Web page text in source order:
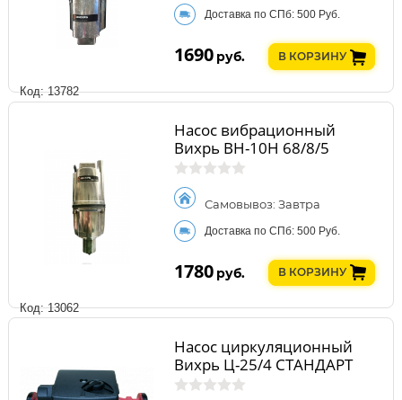
Код: 13782
Доставка по СПб: 500 Руб.
1690 руб. В КОРЗИНУ
Код: 13062
Насос вибрационный
Вихрь ВН-10Н 68/8/5
Самовывоз: Завтра
Доставка по СПб: 500 Руб.
1780 руб. В КОРЗИНУ
Насос циркуляционный
Вихрь Ц-25/4 СТАНДАРТ